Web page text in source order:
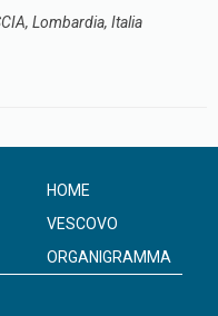
Lombardia, Italia
HOME
VESCOVO
ORGANIGRAMMA